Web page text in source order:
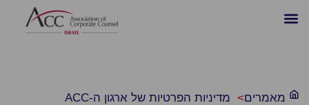
מאמרים> מדיניות הפרטיות של ארגון ה-ACC